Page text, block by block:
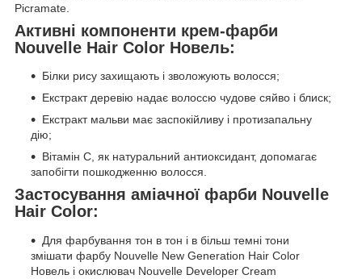
Picramate.
Активні компоненти крем-фарби
Nouvelle Hair Color Новель:
Білки рису захищають і зволожують волосся;
Екстракт деревію надає волоссю чудове сяйво і блиск;
Екстракт мальви має заспокійливу і протизапальну
дію;
Вітамін С, як натуральний антиоксидант, допомагає
запобігти пошкодженню волосся.
Застосування аміачної фарби Nouvelle
Hair Color:
Для фарбування тон в тон і в більш темні тони
змішати фарбу Nouvelle New Generation Hair Color
Новель і окислювач Nouvelle Developer Cream